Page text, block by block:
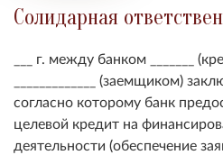
Солидарная
___ г. между банком _______
_____________ (заемщиком)
согласно которому банк
целевой кредит на
деятельности (обеспечение